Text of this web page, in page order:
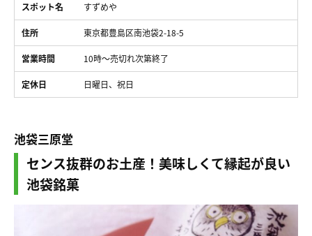
スポット名 すずめや
住所 東京都豊島区南池袋2-18-5
営業時間 10時～売切れ次第終了
定休日 日曜日、祝日
池袋三原堂
センス抜群のお土産！美味しくて縁起が良い
池袋銘菓